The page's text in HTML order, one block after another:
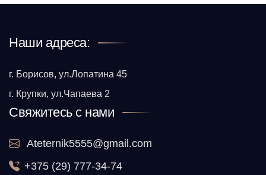
Наши адреса:
г. Борисов, ул.Лопатина 45
г. Крупки, ул.Чапаева 2
Свяжитесь с нами
Ateternik5555@gmail.com
+375 (29) 777-34-74